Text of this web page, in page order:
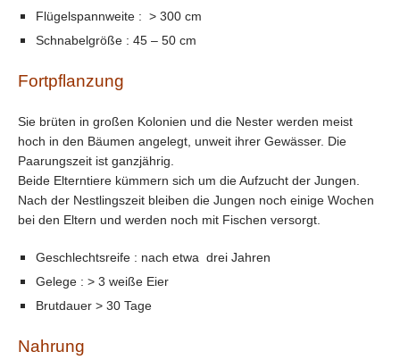
Flügelspannweite : > 300 cm
Schnabelgröße : 45 – 50 cm
Fortpflanzung
Sie brüten in großen Kolonien und die Nester werden meist
hoch in den Bäumen angelegt, unweit ihrer Gewässer. Die
Paarungszeit ist ganzjährig.
Beide Elterntiere kümmern sich um die Aufzucht der Jungen.
Nach der Nestlingszeit bleiben die Jungen noch einige Wochen
bei den Eltern und werden noch mit Fischen versorgt.
Geschlechtsreife : nach etwa drei Jahren
Gelege : > 3 weiße Eier
Brutdauer > 30 Tage
Nahrung